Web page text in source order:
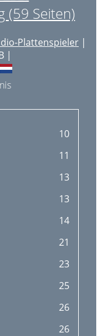
(59 Seiten)
Plattenspieler |
|
10
11
13
13
14
21
23
25
26
26